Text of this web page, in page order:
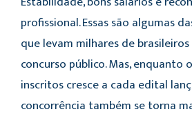
profissional. Essas são algumas
que levam milhares de
concurso público. Mas, enquanto
inscritos cresce a cada edital
concorrência também se torna